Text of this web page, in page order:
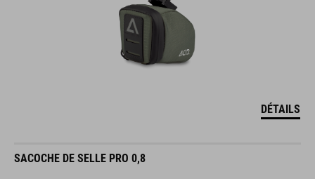
DÉTAILS
SACOCHE DE SELLE PRO 0,8